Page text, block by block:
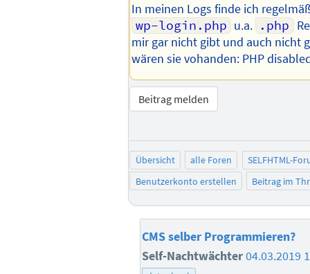
In meinen Logs finde ich
wp-login.php u.a. .php
mir gar nicht gibt und auch nicht
wären sie vohanden: PHP
Beitrag melden
Übersicht alle Foren
SELFHTML-
Benutzerkonto erstellen
Beitrag im
CMS selber Programmieren?
Self-Nachtwächter04.03.2019